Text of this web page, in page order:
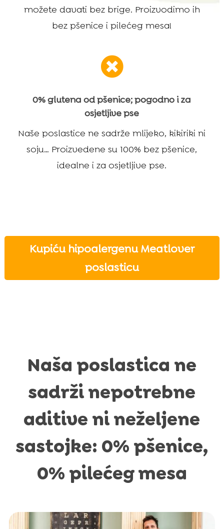
možete davati bez brige. Proizvodimo ih
bez pšenice i pilećeg mesa!

0% glutena od pšenice; pogodno i za
osjetljive pse
Naše poslastice ne sadrže mlijeko, kikiriki ni
soju… Proizvedene su 100% bez pšenice,
idealne i za osjetljive pse.
Kupiću hipoalergenu Meatlover
poslasticu
Naša poslastica ne
sadrži nepotrebne
aditive ni neželjene
sastojke: 0% pšenice,
0% pilećeg mesa